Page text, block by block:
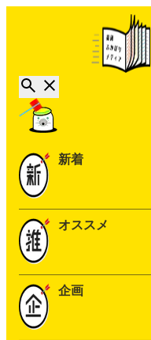
新着
オススメ
企画